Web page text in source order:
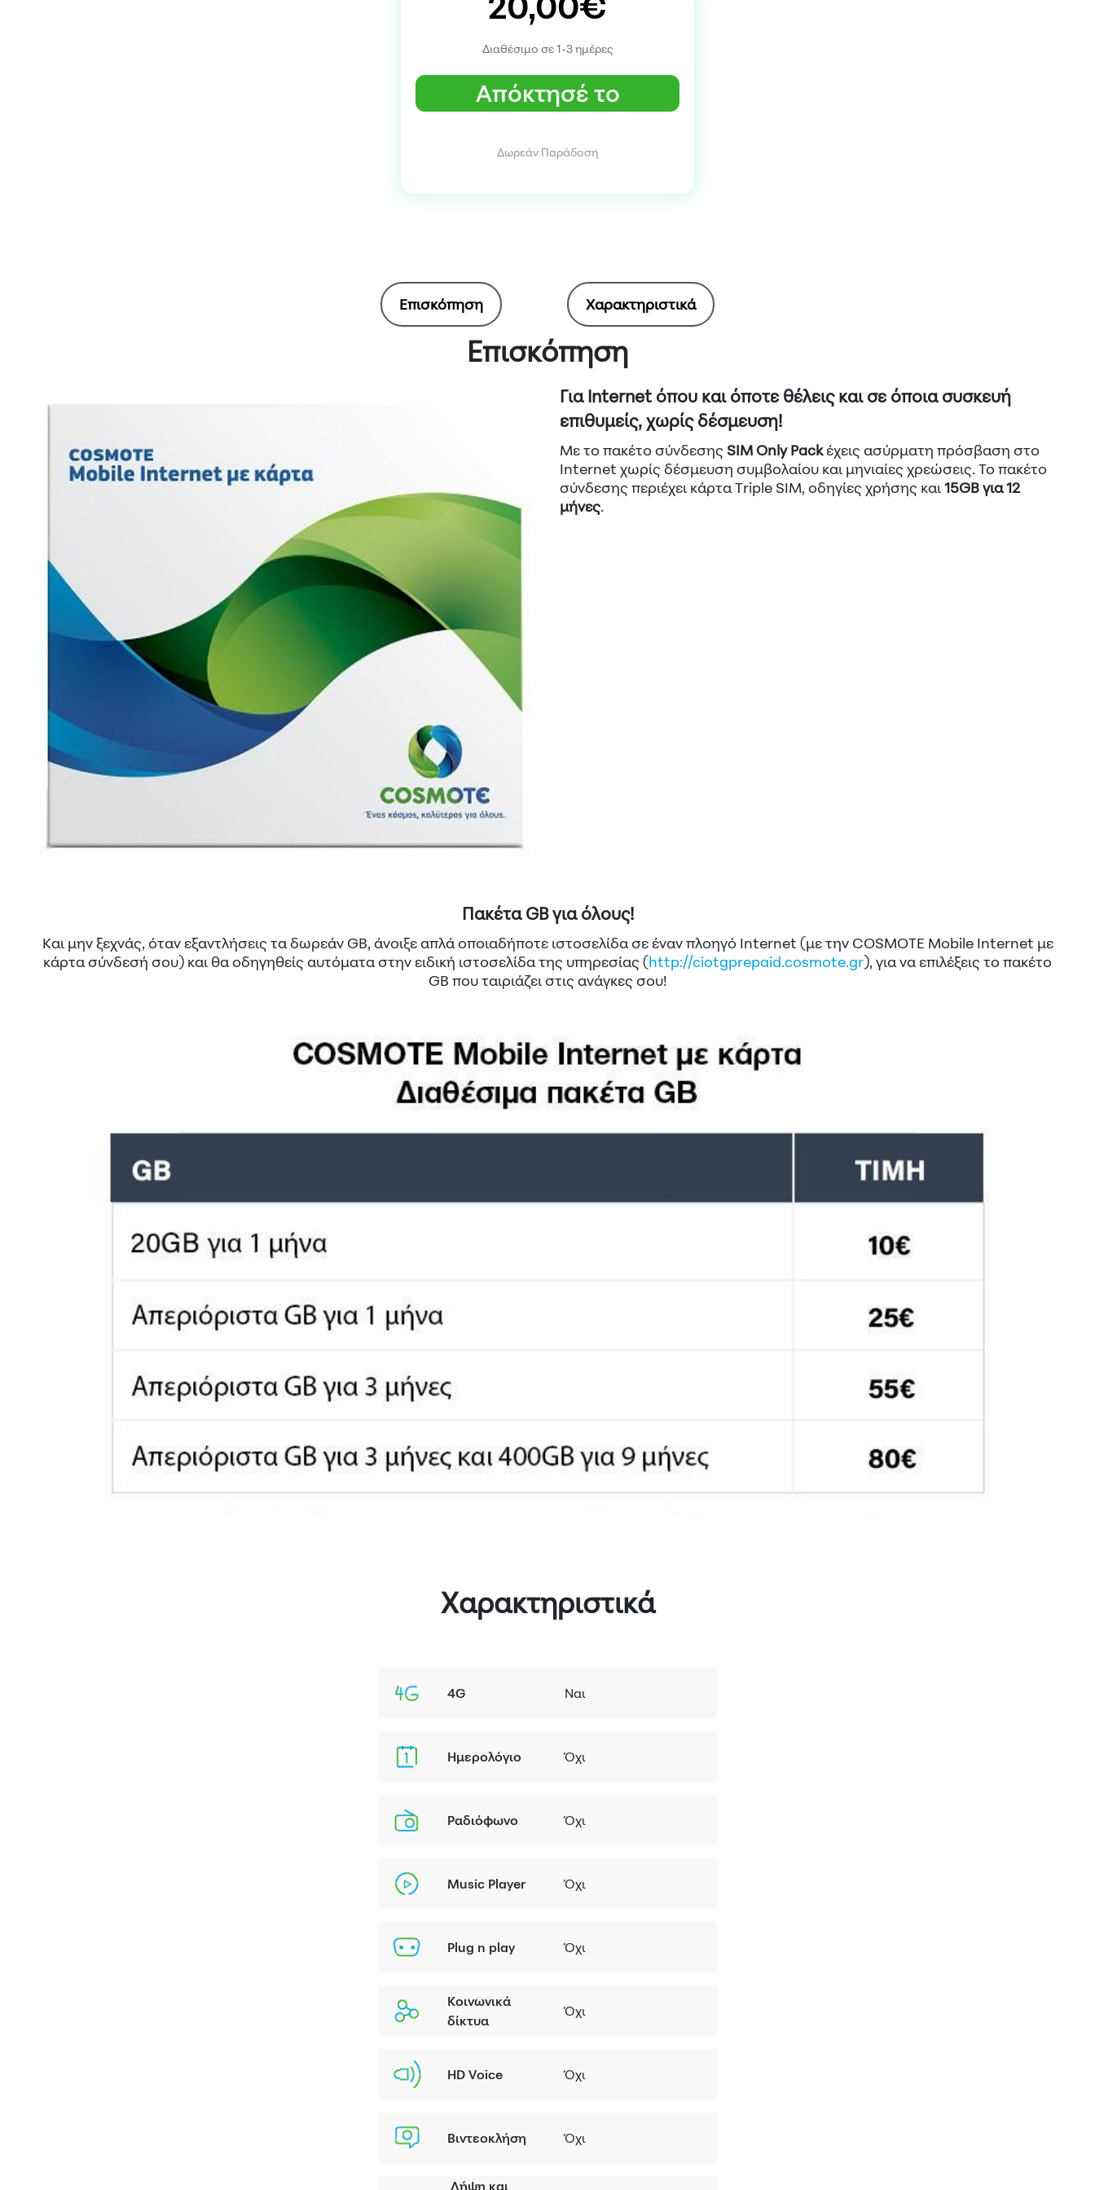
Διαθέσιμο σε 1-3 ημέρες
Απόκτησέ το
Δωρεάν Παράδοση
Επισκόπηση Χαρακτηριστικά
Επισκόπηση
Χαρακτηριστικά
4G Ναι
Ημερολόγιο Όχι
Ραδιόφωνο Όχι
Music Player Όχι
Plug n play Όχι
Κοινωνικά
δίκτυα
Όχι
HD Voice Όχι
Βιντεοκλήση Όχι
Λήψη και